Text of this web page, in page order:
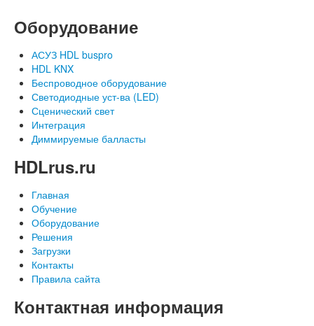
Оборудование
АСУЗ HDL buspro
HDL KNX
Беспроводное оборудование
Светодиодные уст-ва (LED)
Сценический свет
Интеграция
Диммируемые балласты
HDLrus.ru
Главная
Обучение
Оборудование
Решения
Загрузки
Контакты
Правила сайта
Контактная информация